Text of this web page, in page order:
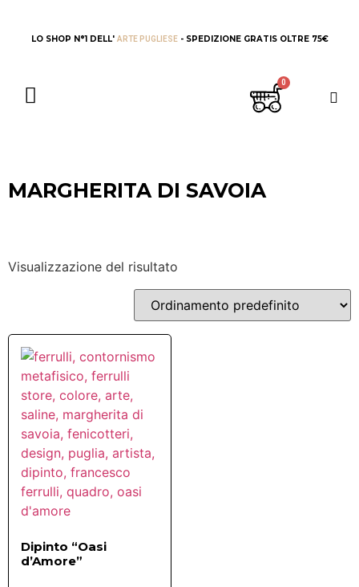
LO SHOP N°1 DELL' ARTE PUGLIESE - SPEDIZIONE GRATIS OLTRE 75€
MARGHERITA DI SAVOIA
Visualizzazione del risultato
Dipinto “Oasi
d’Amore”